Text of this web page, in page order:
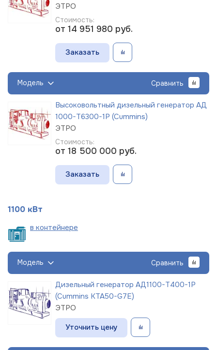
ЭТРО
Стоимость:
от 14 951 980 руб.
Заказать
Модель Сравнить
Высоковольтный дизельный генератор АД
1000-Т6300-1Р (Cummins)
ЭТРО
Стоимость:
от 18 500 000 руб.
Заказать
1100 кВт
в контейнере
Модель Сравнить
Дизельный генератор АД1100-Т400-1Р
(Cummins KTA50-G7E)
ЭТРО
Уточнить цену